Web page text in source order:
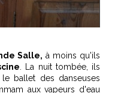
Salle, à moins qu'ils
. La nuit tombée, ils
ballet des danseuses
aux vapeurs d'eau